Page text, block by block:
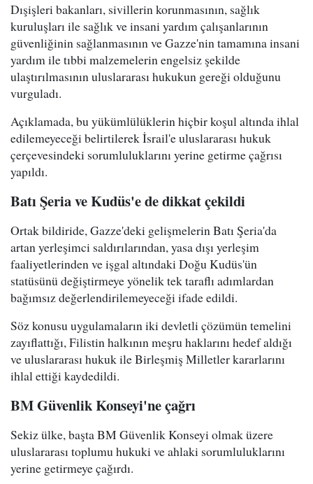
Dışişleri bakanları, sivillerin korunmasının, sağlık
kuruluşları ile sağlık ve insani yardım çalışanlarının
güvenliğinin sağlanmasının ve Gazze'nin tamamına insani
yardım ile tıbbi malzemelerin engelsiz şekilde
ulaştırılmasının uluslararası hukukun gereği olduğunu
vurguladı.
Açıklamada, bu yükümlülüklerin hiçbir koşul altında ihlal
edilemeyeceği belirtilerek İsrail'e uluslararası hukuk
çerçevesindeki sorumluluklarını yerine getirme çağrısı
yapıldı.
Batı Şeria ve Kudüs'e de dikkat çekildi
Ortak bildiride, Gazze'deki gelişmelerin Batı Şeria'da
artan yerleşimci saldırılarından, yasa dışı yerleşim
faaliyetlerinden ve işgal altındaki Doğu Kudüs'ün
statüsünü değiştirmeye yönelik tek taraflı adımlardan
bağımsız değerlendirilemeyeceği ifade edildi.
Söz konusu uygulamaların iki devletli çözümün temelini
zayıflattığı, Filistin halkının meşru haklarını hedef aldığı
ve uluslararası hukuk ile Birleşmiş Milletler kararlarını
ihlal ettiği kaydedildi.
BM Güvenlik Konseyi'ne çağrı
Sekiz ülke, başta BM Güvenlik Konseyi olmak üzere
uluslararası toplumu hukuki ve ahlaki sorumluluklarını
yerine getirmeye çağırdı.